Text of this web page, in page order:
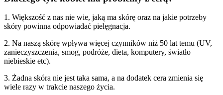
1. Większość z nas nie wie, jaką ma skórę oraz na jakie potrzeby
skóry powinna odpowiadać pielęgnacja.
2. Na naszą skórę wpływa więcej czynników niż 50 lat temu (UV,
zanieczyszczenia, smog, podróże, dieta, komputery, światło
niebieskie etc).
3. Żadna skóra nie jest taka sama, a na dodatek cera zmienia się
wiele razy w trakcie naszego życia.